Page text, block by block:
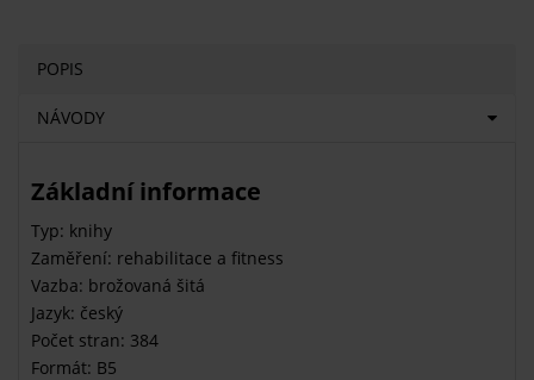
POPIS
NÁVODY
Základní informace
Typ: knihy
Zaměření: rehabilitace a fitness
Vazba: brožovaná šitá
Jazyk: český
Počet stran: 384
Formát: B5